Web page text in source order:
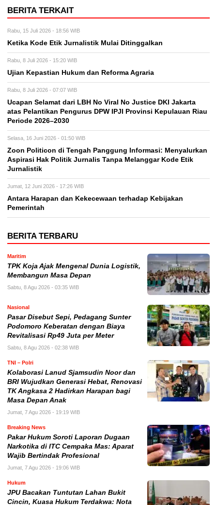
BERITA TERKAIT
Rabu, 15 Juli 2026 - 18:56 WIB
Ketika Kode Etik Jurnalistik Mulai Ditinggalkan
Rabu, 8 Juli 2026 - 15:20 WIB
Ujian Kepastian Hukum dan Reforma Agraria
Rabu, 8 Juli 2026 - 07:07 WIB
Ucapan Selamat dari LBH No Viral No Justice DKI Jakarta
atas Pelantikan Pengurus DPW IPJI Provinsi Kepulauan Riau
Periode 2026–2030
Selasa, 16 Juni 2026 - 01:50 WIB
Zoon Politicon di Tengah Panggung Informasi: Menyalurkan
Aspirasi Hak Politik Jurnalis Tanpa Melanggar Kode Etik
Jurnalistik
Jumat, 12 Juni 2026 - 17:26 WIB
Antara Harapan dan Kekecewaan terhadap Kebijakan
Pemerintah
BERITA TERBARU
Maritim
TPK Koja Ajak Mengenal Dunia Logistik,
Membangun Masa Depan
Sabtu, 8 Agu 2026 - 03:35 WIB
Nasional
Pasar Disebut Sepi, Pedagang Sunter
Podomoro Keberatan dengan Biaya
Revitalisasi Rp49 Juta per Meter
Sabtu, 8 Agu 2026 - 02:38 WIB
TNI – Polri
Kolaborasi Lanud Sjamsudin Noor dan
BRI Wujudkan Generasi Hebat, Renovasi
TK Angkasa 2 Hadirkan Harapan bagi
Masa Depan Anak
Jumat, 7 Agu 2026 - 19:19 WIB
Breaking News
Pakar Hukum Soroti Laporan Dugaan
Narkotika di ITC Cempaka Mas: Aparat
Wajib Bertindak Profesional
Jumat, 7 Agu 2026 - 19:06 WIB
Hukum
JPU Bacakan Tuntutan Lahan Bukit
Cincin, Kuasa Hukum Terdakwa: Nota